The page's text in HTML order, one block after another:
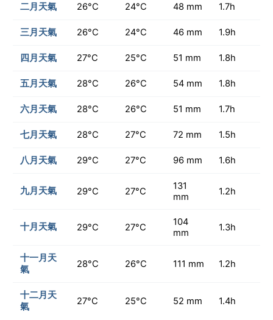
二月天氣 26°C 24°C 48 mm 1.7h
三月天氣 26°C 24°C 46 mm 1.9h
四月天氣 27°C 25°C 51 mm 1.8h
五月天氣 28°C 26°C 54 mm 1.8h
六月天氣 28°C 26°C 51 mm 1.7h
七月天氣 28°C 27°C 72 mm 1.5h
八月天氣 29°C 27°C 96 mm 1.6h
九月天氣 29°C 27°C
131
mm
1.2h
十月天氣 29°C 27°C
104
mm
1.3h
十一月天
氣
28°C 26°C 111 mm 1.2h
十二月天
氣
27°C 25°C 52 mm 1.4h